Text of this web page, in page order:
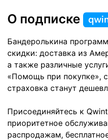
О подписке
Бандеролькина
скидки: доставка из
а также различные
«Помощь при покупке»,
страховка станут
Присоединяйтесь к
приоритетное
распродажам,